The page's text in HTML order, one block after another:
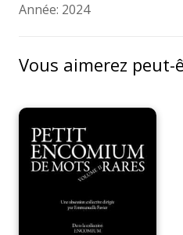
Année: 2024
Vous aimerez